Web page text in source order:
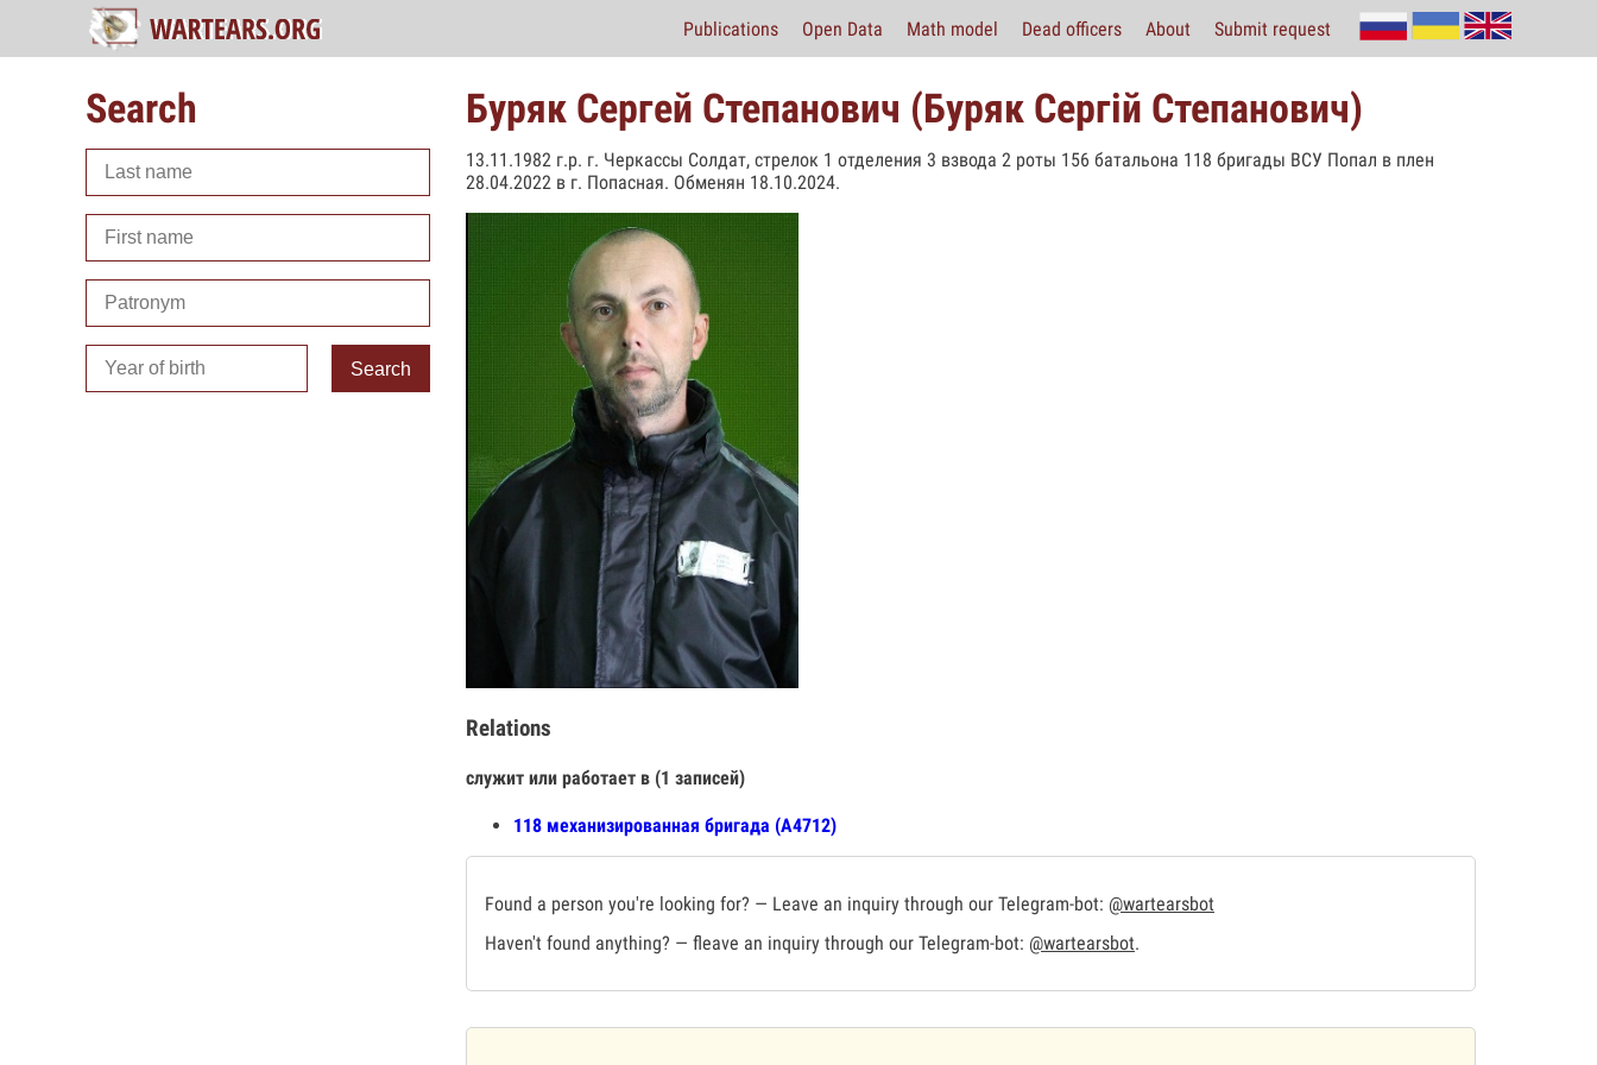
Publications Open Data Math model Dead officers About Submit request
Search
Search
Буряк Сергей Степанович (Буряк Сергій Степанович)
13.11.1982 г.р. г. Черкассы Солдат, стрелок 1 отделения 3 взвода 2 роты 156 батальона 118 бригады ВСУ Попал в плен
28.04.2022 в г. Попасная. Обменян 18.10.2024.
Relations
служит или работает в (1 записей)
118 механизированная бригада (А4712)
Found a person you're looking for? — Leave an inquiry through our Telegram-bot: @wartearsbot
Haven't found anything? — fleave an inquiry through our Telegram-bot: @wartearsbot.